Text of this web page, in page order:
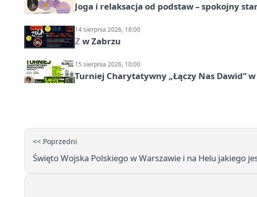
Joga i relaksacja od podstaw – spokojny
14 sierpnia 2026, 18:00
ℤ w Zabrzu
15 sierpnia 2026, 10:00
Turniej Charytatywny „Łączy Nas Dawid”
<< Poprzedni
Święto Wojska Polskiego w Warszawie i na Helu jakiego